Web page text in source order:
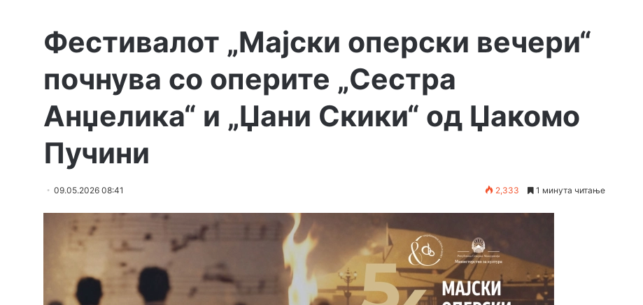
Фестивалот „Мајски оперски вечери“
почнува со оперите „Сестра
Анџелика“ и „Џани Скики“ од Џакомо
Пучини
09.05.2026 08:41 2,333 1 минута читање